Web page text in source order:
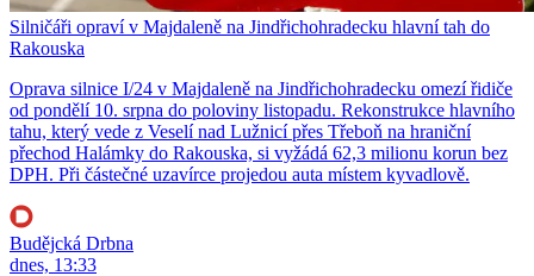
Silničáři opraví v Majdaleně na Jindřichohradecku hlavní tah do
Rakouska
Oprava silnice I/24 v Majdaleně na Jindřichohradecku omezí řidiče
od pondělí 10. srpna do poloviny listopadu. Rekonstrukce hlavního
tahu, který vede z Veselí nad Lužnicí přes Třeboň na hraniční
přechod Halámky do Rakouska, si vyžádá 62,3 milionu korun bez
DPH. Při částečné uzavírce projedou auta místem kyvadlově.
Budějcká Drbna
dnes, 13:33